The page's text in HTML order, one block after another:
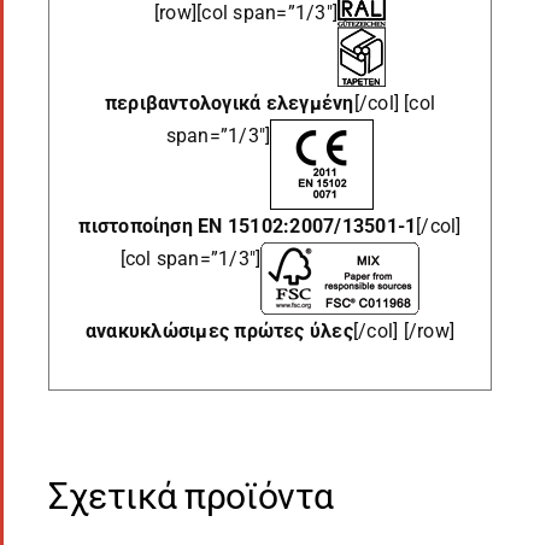
[row][col span=”1/3″]
περιβαντολογικά ελεγμένη[/col] [col
span=”1/3″]
πιστοποίηση EN 15102:2007/13501-1 [/col]
[col span=”1/3″]
ανακυκλώσιμεςπρώτες ύλες[/col] [/row]
Σχετικά προϊόντα